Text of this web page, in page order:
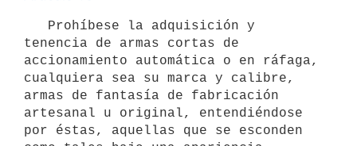
tenencia de armas cortas de
accionamiento automática o en ráfaga,
cualquiera sea su marca y calibre,
armas de fantasía de fabricación
artesanal u original, entendiéndose
por éstas, aquellas que se esconden